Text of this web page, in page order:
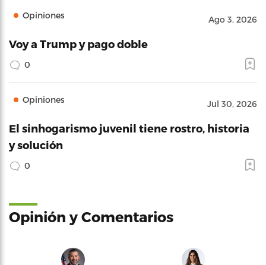
Opiniones Ago 3, 2026
Voy a Trump y pago doble
0
Opiniones Jul 30, 2026
El sinhogarismo juvenil tiene rostro, historia
y solución
0
Opinión y Comentarios